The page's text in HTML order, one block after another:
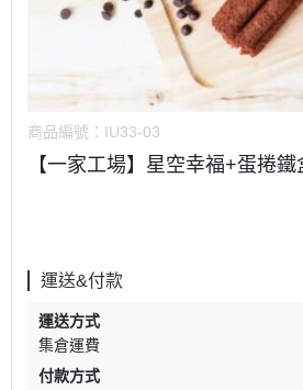
商品編號： IU33-03
【一家工場】星空幸福+蛋捲
運送&付款
運送方式
集倉運費
付款方式